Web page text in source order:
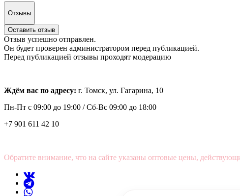
Отзывы
Оставить отзыв
Отзыв успешно отправлен.
Он будет проверен администратором перед публикацией.
Перед публикацией отзывы проходят модерацию
Ждём вас по адресу: г. Томск, ул. Гагарина, 10
Пн-Пт с 09:00 до 19:00 /Сб-Вс 09:00 до 18:00
+7 901 611 42 10
Обратите внимание, что на сайте указаны оптовые цены,